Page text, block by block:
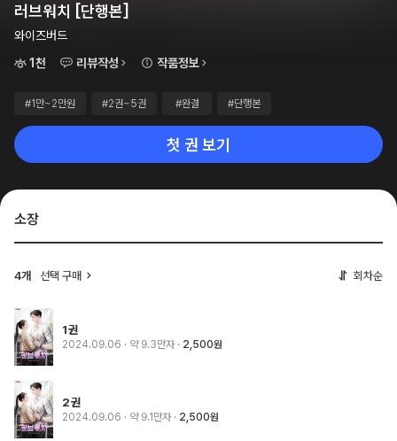
러브워치 [단행본]
와이즈버드
1천
리뷰작성 작품정보
#1만~2만원 #2권~5권 #완결 #단행본
첫 권 보기
소장
4개 선택 구매 회차순
1권
2024.09.06 · 약 9.3만자 2,500원
2권
2024.09.06 · 약 9.1만자 2,500원